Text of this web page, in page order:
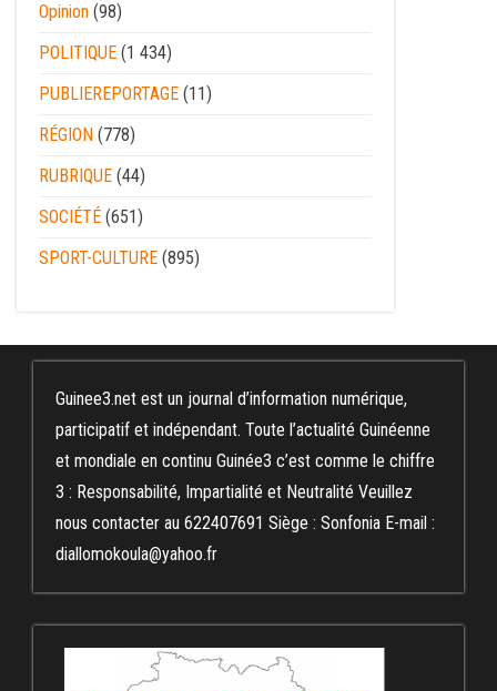
Opinion (98)
POLITIQUE (1 434)
PUBLIEREPORTAGE (11)
RÉGION (778)
RUBRIQUE (44)
SOCIÉTÉ (651)
SPORT-CULTURE (895)
Guinee3.net est un journal d’information numérique,
participatif et indépendant. Toute l’actualité Guinéenne
et mondiale en continu Guinée3 c’est comme le chiffre
3 : Responsabilité, Impartialité et Neutralité Veuillez
nous contacter au 622407691 Siège : Sonfonia E-mail :
diallomokoula@yahoo.fr